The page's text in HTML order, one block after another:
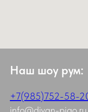
Наш шоу рум:
+7(985)752-58-